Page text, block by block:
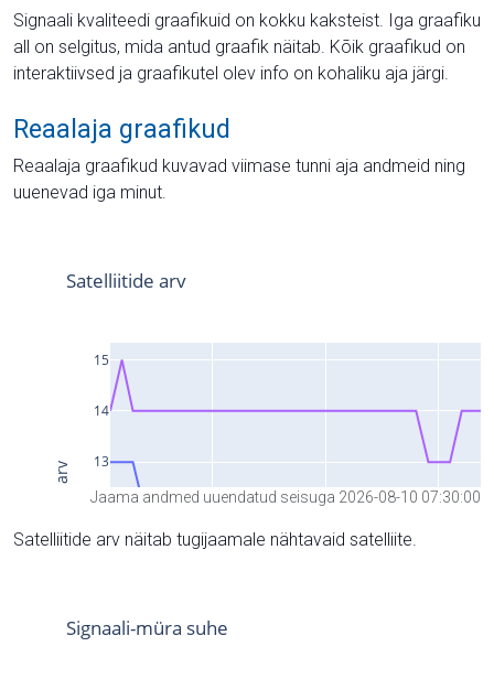
Signaali kvaliteedi graafikuid on kokku kaksteist. Iga graafiku
all on selgitus, mida antud graafik näitab. Kõik graafikud on
interaktiivsed ja graafikutel olev info on kohaliku aja järgi.
Reaalaja graafikud
Reaalaja graafikud kuvavad viimase tunni aja andmeid ning
uuenevad iga minut.
Jaama andmed uuendatud seisuga 2026-08-10 07:30:00
Satelliitide arv näitab tugijaamale nähtavaid satelliite.